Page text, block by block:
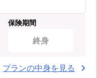
保険期間
終身
プランの中身を見る